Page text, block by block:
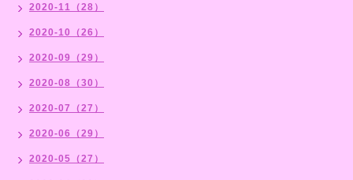
2020-11（28）
2020-10（26）
2020-09（29）
2020-08（30）
2020-07（27）
2020-06（29）
2020-05（27）